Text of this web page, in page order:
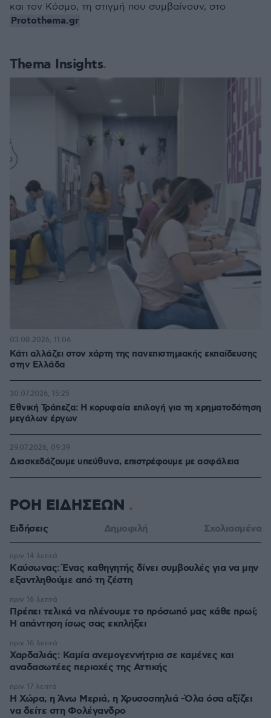
Thema Insights
Κάτι αλλάζει στον χάρτη της πανεπιστημιακής εκπαίδευσης
στην Ελλάδα
03.08.2026, 11:06
Εθνική Τράπεζα: Η κορυφαία επιλογή για τη χρηματοδότηση
μεγάλων έργων
30.07.2026, 15:25
Διασκεδάζουμε υπεύθυνα, επιστρέφουμε με ασφάλεια
29.07.2026, 09:39
και τον Κόσμο, τη στιγμή που συμβαίνουν, στο
Protothema.gr
ΡΟΗ ΕΙΔΗΣΕΩΝ
Ειδήσεις Δημοφιλή Σχολιασμένα
Kαύσωνας: Ένας καθηγητής δίνει συμβουλές για να μην
εξαντληθούμε από τη ζέστη
πριν 14 λεπτά
Πρέπει τελικά να πλένουμε το πρόσωπό μας κάθε πρωί;
Η απάντηση ίσως σας εκπλήξει
πριν 16 λεπτά
Χαρδαλιάς: Καμία ανεμογεννήτρια σε καμένες και
αναδασωτέες περιοχές της Αττικής
πριν 16 λεπτά
Η Χώρα, η Άνω Μεριά, η Χρυσοσπηλιά -Όλα όσα αξίζει
να δείτε στη Φολέγανδρο
πριν 17 λεπτά